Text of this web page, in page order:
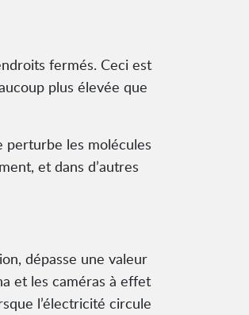
fermés. Ceci est
plus élevée que
perturbe les molécules
et dans d’autres
dépasse une valeur
et les caméras à effet
l’électricité circule